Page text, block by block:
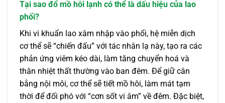
Tại sao đổ mồ hôi lạnh có thể là dấu hiệu của lao
phổi?
Khi vi khuẩn lao xâm nhập vào phổi, hệ miễn dịch
cơ thể sẽ “chiến đấu” với tác nhân lạ này, tạo ra các
phản ứng viêm kéo dài, làm tăng chuyển hoá và
thân nhiệt thất thường vào ban đêm. Để giữ cân
bằng nội môi, cơ thể sẽ tiết mồ hôi, làm mát tạm
thời để đối phó với “cơn sốt vi âm” về đêm. Đặc biệt,